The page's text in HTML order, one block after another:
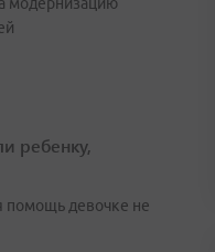
модернизацию
ребенку,
помощь девочке не